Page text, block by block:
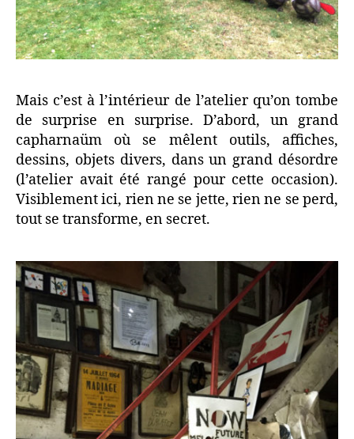
Mais c’est à l’intérieur de l’atelier qu’on tombe
de surprise en surprise. D’abord, un grand
capharnaüm où se mêlent outils, affiches,
dessins, objets divers, dans un grand désordre
(l’atelier avait été rangé pour cette occasion).
Visiblement ici, rien ne se jette, rien ne se perd,
tout se transforme, en secret.